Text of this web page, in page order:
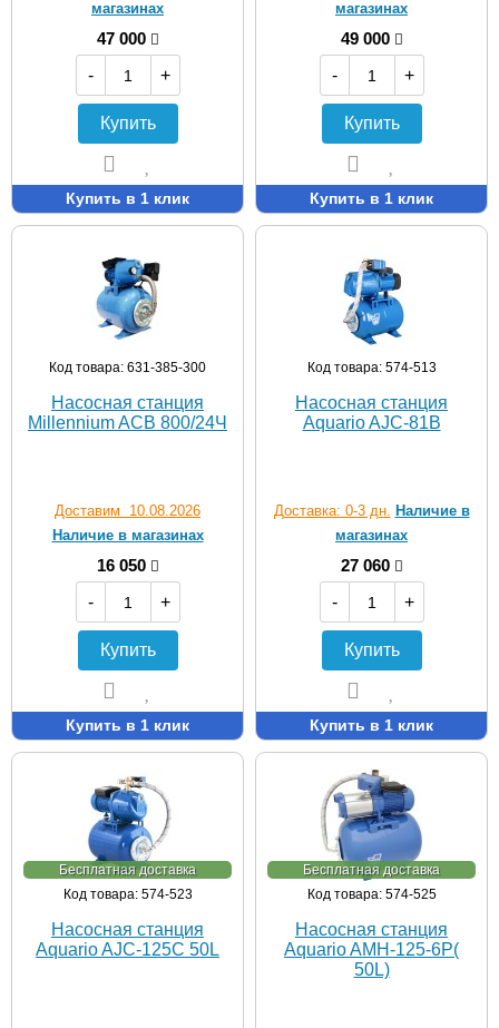
магазинах
47 000
-
+
Купить
Купить в 1 клик
магазинах
49 000
-
+
Купить
Купить в 1 клик
Код товара: 631-385-300
Насосная станция
Millennium ACB 800/24Ч
Доставим 10.08.2026
Наличие в магазинах
16 050
-
+
Купить
Купить в 1 клик
Код товара: 574-513
Насосная станция
Aquario AJC-81B
Доставка: 0-3 дн. Наличие в
магазинах
27 060
-
+
Купить
Купить в 1 клик
Бесплатная доставка
Код товара: 574-523
Насосная станция
Aquario AJC-125C 50L
Бесплатная доставка
Код товара: 574-525
Насосная станция
Aquario AMH-125-6P(
50L)